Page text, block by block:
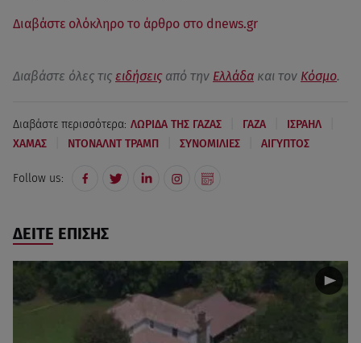
Διαβάστε ολόκληρο το άρθρο στο dnews.gr
Διαβάστε όλες τις ειδήσεις από την Ελλάδα και τον Κόσμο.
Διαβάστε περισσότερα: ΛΩΡΙΔΑ ΤΗΣ ΓΑΖΑΣ ΓΑΖΑ ΙΣΡΑΗΛ
ΧΑΜΑΣ ΝΤΟΝΑΛΝΤ ΤΡΑΜΠ ΣΥΝΟΜΙΛΙΕΣ ΑΙΓΥΠΤΟΣ
Follow us:
ΔΕΙΤΕ ΕΠΙΣΗΣ